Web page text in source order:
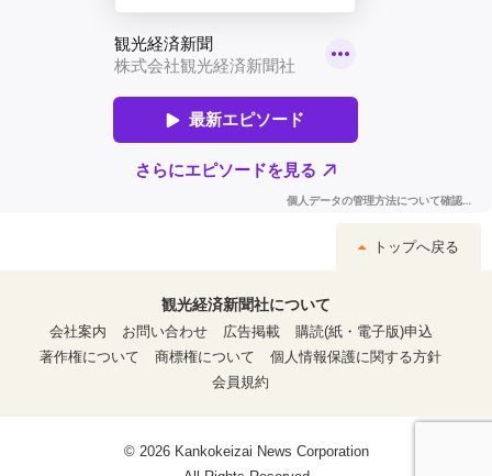
トップへ戻る
観光経済新聞社について
会社案内
お問い合わせ 広告掲載
購読(紙・電子版)申込
著作権について
商標権について
個人情報保護に関する方針
会員規約
© 2026 Kankokeizai News Corporation